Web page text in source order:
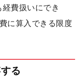
費扱いにでき
に算入できる限度
る